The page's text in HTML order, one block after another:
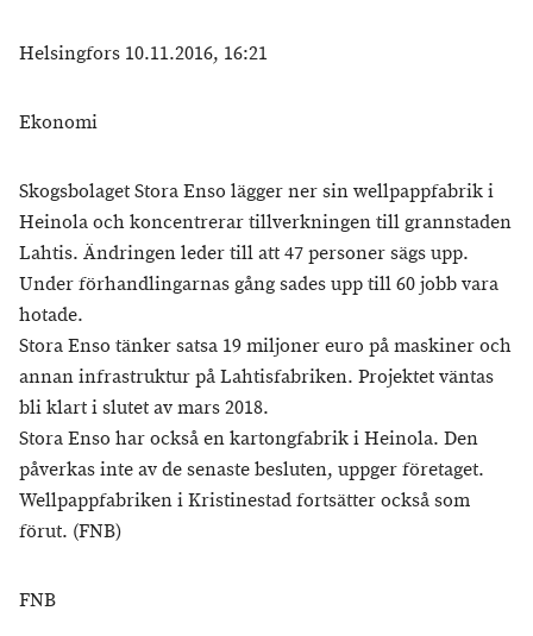
Helsingfors 10.11.2016, 16:21
Ekonomi
Skogsbolaget Stora Enso lägger ner sin wellpappfabrik i
Heinola och koncentrerar tillverkningen till grannstaden
Lahtis. Ändringen leder till att 47 personer sägs upp.
Under förhandlingarnas gång sades upp till 60 jobb vara
hotade.
Stora Enso tänker satsa 19 miljoner euro på maskiner och
annan infrastruktur på Lahtisfabriken. Projektet väntas
bli klart i slutet av mars 2018.
Stora Enso har också en kartongfabrik i Heinola. Den
påverkas inte av de senaste besluten, uppger företaget.
Wellpappfabriken i Kristinestad fortsätter också som
förut. (FNB)
FNB